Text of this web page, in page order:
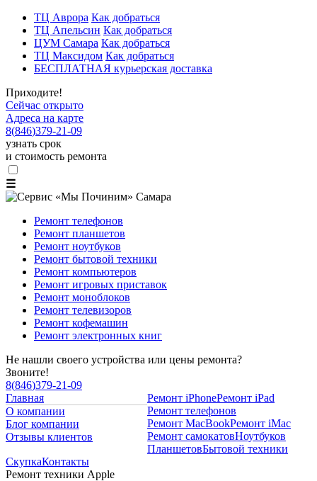
ТЦ Аврора Как добраться
ТЦ Апельсин Как добраться
ЦУМ Самара Как добраться
ТЦ Максидом Как добраться
БЕСПЛАТНАЯ курьерская доставка
Приходите!
Сейчас открыто
Адреса на карте
8(846)379-21-09
узнать срок
и стоимость ремонта
☰
Ремонт телефонов
Ремонт планшетов
Ремонт ноутбуков
Ремонт бытовой техники
Ремонт компьютеров
Ремонт игровых приставок
Ремонт моноблоков
Ремонт телевизоров
Ремонт кофемашин
Ремонт электронных книг
Не нашли своего устройства или цены ремонта?
Звоните!
8(846)379-21-09
Главная
О компании
Блог компании
Отзывы клиентов
Ремонт iPhoneРемонт iPad
Ремонт телефонов
Ремонт MacBookРемонт iMac
Ремонт самокатовНоутбуков
ПланшетовБытовой техники
СкупкаКонтакты
Ремонт техники Apple